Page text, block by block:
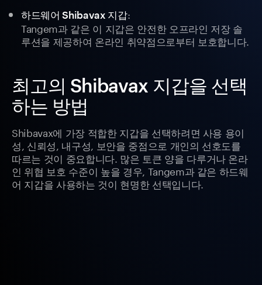
하드웨어 Shibavax 지갑:
Tangem과 같은 이 지갑은 안전한 오프라인 저장 솔
루션을 제공하여 온라인 취약점으로부터 보호합니다.
최고의 Shibavax 지갑을 선택
하는 방법
Shibavax에 가장 적합한 지갑을 선택하려면 사용 용이
성, 신뢰성, 내구성, 보안을 중점으로 개인의 선호도를
따르는 것이 중요합니다. 많은 토큰 양을 다루거나 온라
인 위협 보호 수준이 높을 경우, Tangem과 같은 하드웨
어 지갑을 사용하는 것이 현명한 선택입니다.